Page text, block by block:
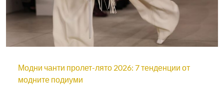
Модни чанти пролет-лято 2026: 7 тенденции от
модните подиуми